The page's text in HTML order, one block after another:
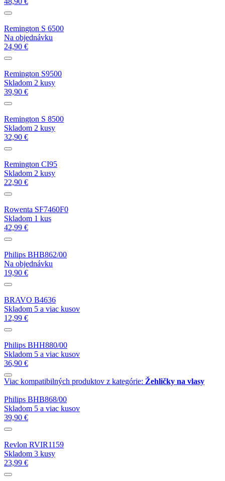
Remington S 6500
Na objednávku
24,90 €
Remington S9500
Skladom 2 kusy
39,90 €
Remington S 8500
Skladom 2 kusy
32,90 €
Remington CI95
Skladom 2 kusy
22,90 €
Rowenta SF7460F0
Skladom 1 kus
42,99 €
Philips BHB862/00
Na objednávku
19,90 €
BRAVO B4636
Skladom 5 a viac kusov
12,99 €
Philips BHH880/00
Skladom 5 a viac kusov
36,90 €
Viac kompatibilných produktov z kategórie: Žehličky na vlasy
Philips BHB868/00
Skladom 5 a viac kusov
39,90 €
Revlon RVIR1159
Skladom 3 kusy
23,99 €